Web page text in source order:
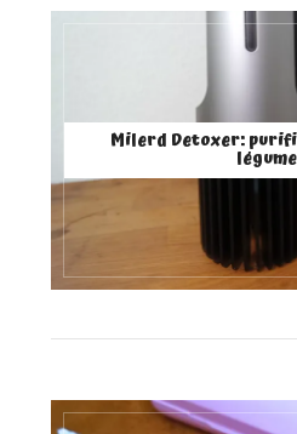
Milerd Detoxer: